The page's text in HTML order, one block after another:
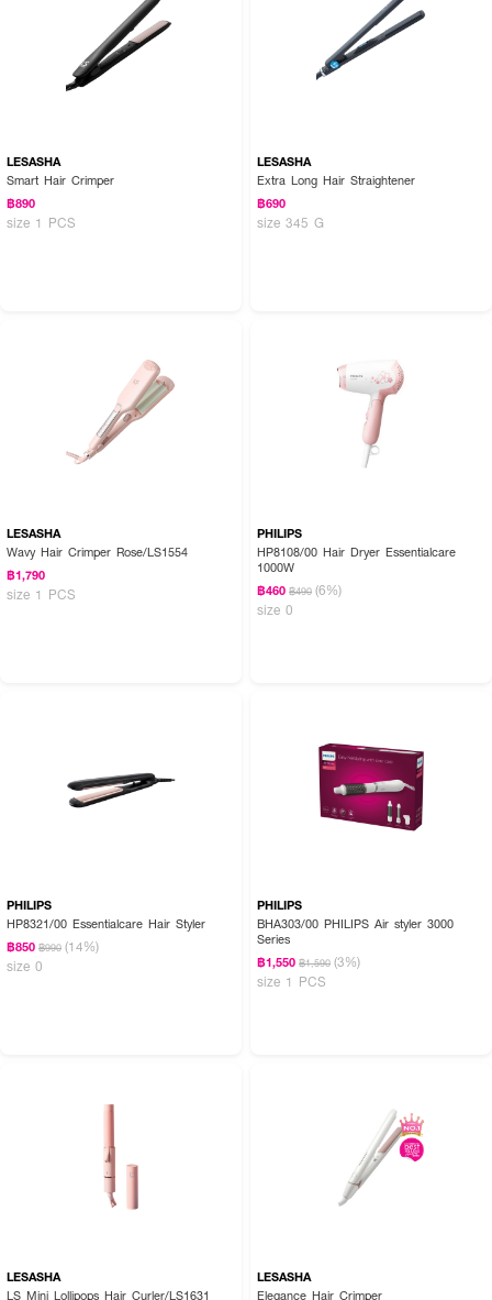
● 🔥 Ceramic Coated Heat Plates แผ่นหนีบเซรามิก กระจายความร้อน
สม่ำเสมอ หนีบลื่นไม่สะดุด
● ⚡ Fast Heat-up 30s แผ่นหนีบร้อนเร็วภายใน 30 วินาที
● 🔌 รองรับไฟ 120-240V ใช้ได้ในหลายประเทศ พกพาสะดวก
● ⚡ กำลังไฟ 210-455W แรงดันไฟ 50Hz ใช้ที่บ้านหรือพกติดตัว
● เลือกระดับความร้อนที่ต้องการ
● หนีบผมเป็นช่อเล็กๆ จากโคนจรดปลาย ค่อยๆ หนีบไล่ลงช้าๆ
● ใช้ซ้ำเพื่อสร้างลอนหรือให้ผมตรงเงางามตามต้องการ
Crimper! ✨
LESASHA
Smart Hair Crimper
฿890
size 1 PCS
LESASHA
Extra Long Hair Straightener
฿690
size 345 G
LESASHA
Wavy Hair Crimper Rose/LS1554
฿1,790
size 1 PCS
PHILIPS
HP8108/00 Hair Dryer Essentialcare
1000W
฿460 ฿490 (6%)
size 0
PHILIPS
HP8321/00 Essentialcare Hair Styler
฿850 ฿990 (14%)
size 0
PHILIPS
BHA303/00 PHILIPS Air styler 3000
Series
฿1,550 ฿1,590 (3%)
size 1 PCS
LESASHA
LS Mini Lollipops Hair Curler/LS1631
LESASHA
Elegance Hair Crimper